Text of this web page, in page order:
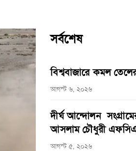
সর্বশেষ
বিশ্ববাজারে কমল
আগস্ট ৬, ২০২৬
দীর্ঘ আন্দোলন
আসলাম চৌধুরী
আগস্ট ৫, ২০২৬